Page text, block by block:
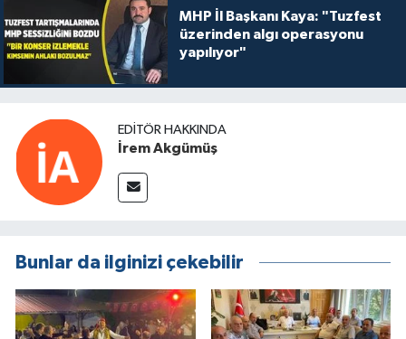
MHP İl Başkanı Kaya: "Tuzfest
üzerinden algı operasyonu
yapılıyor"
EDITÖR HAKKINDA
İrem Akgümüş
Bunlar da ilginizi çekebilir